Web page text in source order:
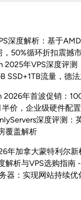
深度解析：基于
50%循环折扣震撼
2025年VPS深度评测
SSD+1TB流量，德
2026年首波促销：
价，企业级硬件配
深度评测：
覆盖解析
年加拿大蒙特利尔新
解析与VPS选购指南
器：实现网站持续